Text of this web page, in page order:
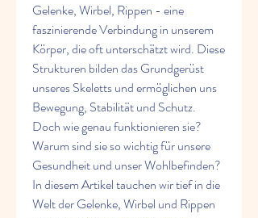
Gelenke, Wirbel, Rippen - eine
faszinierende Verbindung in unserem
Körper, die oft unterschätzt wird. Diese
Strukturen bilden das Grundgerüst
unseres Skeletts und ermöglichen uns
Bewegung, Stabilität und Schutz.
Doch wie genau funktionieren sie?
Warum sind sie so wichtig für unsere
Gesundheit und unser Wohlbefinden?
In diesem Artikel tauchen wir tief in die
Welt der Gelenke, Wirbel und Rippen